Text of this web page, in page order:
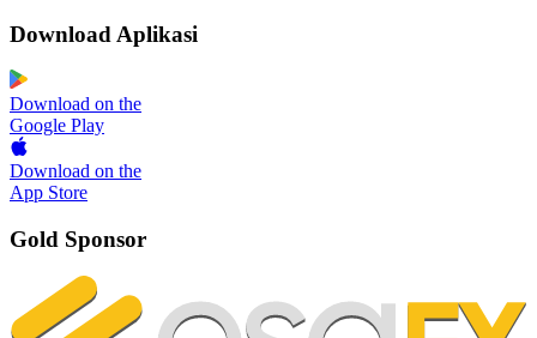
Download Aplikasi
Download on the
Google Play
Download on the
App Store
Gold Sponsor